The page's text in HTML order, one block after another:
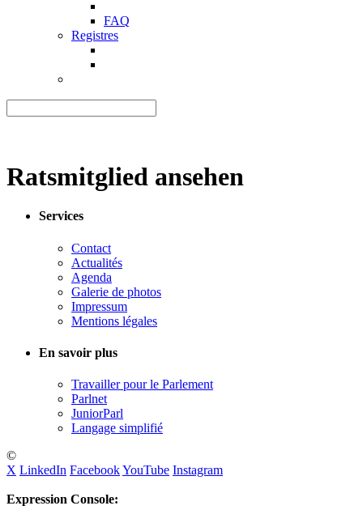
FAQ
Registres
Ratsmitglied ansehen
Services
Contact
Actualités
Agenda
Galerie de photos
Impressum
Mentions légales
En savoir plus
Travailler pour le Parlement
Parlnet
JuniorParl
Langage simplifié
©
X LinkedIn FacebookYouTube Instagram
Expression Console: